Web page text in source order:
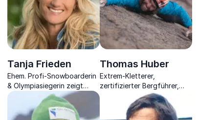
Tanja Frieden
Ehem. Profi-Snowboarderin
& Olympiasiegerin zeigt
Ihnen durch
Mentalchoaching, wie Sie
Spitzenleistung bringen
Thomas Huber
Extrem-Kletterer,
zertifizierter Bergführer,
bayrischer Filmpreisträger,